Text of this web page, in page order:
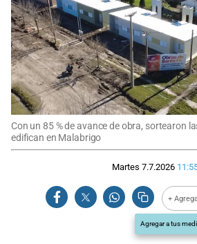
Con un 85 % de avance de obra, sortearon
edifican en Malabrigo
Martes 7.7.2026
+
Agregar a tus